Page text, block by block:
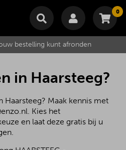
0
is momenteel leeg.
Subtotaal €
Bestellen
bestelling kunt afronden
in Haarsteeg?
Haarsteeg? Maak kennis met
Kies het
en laat deze gratis bij u